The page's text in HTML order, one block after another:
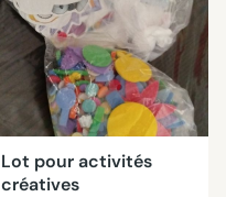
Lot pour activités
créatives